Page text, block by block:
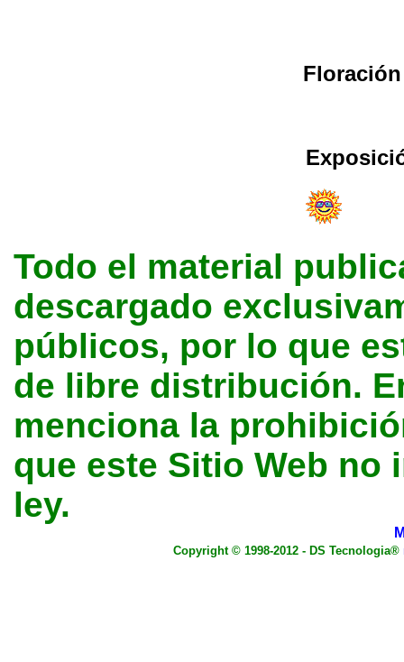
Floración
Todo el material
descargado
públicos, por lo que
de libre distribución.
menciona la
que este Sitio Web no
ley.
Copyright © 1998-2012 - DS Tecnologia®